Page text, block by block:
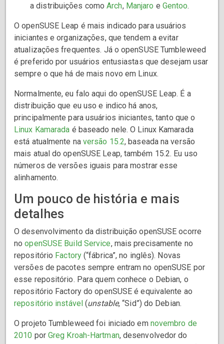
a distribuições comoArch, Manjaro e Gentoo.
O openSUSE Leap é mais indicado para usuários
iniciantes e organizações, que tendem a evitar
atualizações frequentes. Já o openSUSE Tumbleweed
é preferido por usuários entusiastas que desejam usar
sempre o que há de mais novo em Linux.
Normalmente, eu falo aqui do openSUSE Leap. É a
distribuição que eu uso e indico há anos,
principalmente para usuários iniciantes, tanto que o
Linux Kamarada é baseado nele. O Linux Kamarada
está atualmente na versão 15.2, baseada na versão
mais atual do openSUSE Leap, também 15.2. Eu uso
números de versões iguais para mostrar esse
alinhamento.
Um pouco de história e mais
detalhes
O desenvolvimento da distribuição openSUSE ocorre
noopenSUSE Build Service, mais precisamente no
repositório Factory(“fábrica”, no inglês). Novas
versões de pacotes sempre entram no openSUSE por
esse repositório. Para quem conhece o Debian, o
repositório Factory do openSUSE é equivalente ao
repositório instável (unstable, “Sid”) do Debian.
O projeto Tumbleweed foi iniciado em novembro de
2010 por Greg Kroah-Hartman, desenvolvedor do